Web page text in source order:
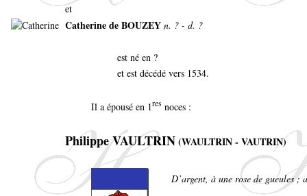
et
Catherine de BOUZEY n. ? - d. ?
est né en ?
et est décédé vers 1534.
Il a épousé en 1res noces :
Philippe VAULTRIN(WAULTRIN - VAUTRIN)
D’argent, à une rose de gueules ;